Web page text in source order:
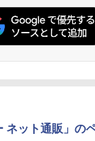
ネット通販」の